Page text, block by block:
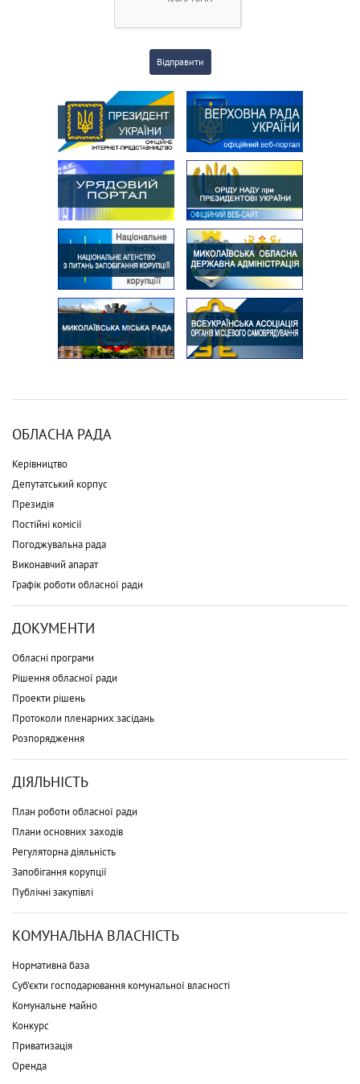
Відправити
ОБЛАСНА РАДА
Керівництво
Депутатський корпус
Президія
Постійні комісії
Погоджувальна рада
Виконавчий апарат
Графік роботи обласної ради
ДОКУМЕНТИ
Обласні програми
Рішення обласної ради
Проекти рішень
Протоколи пленарних засідань
Розпорядження
ДІЯЛЬНІСТЬ
План роботи обласної ради
Плани основних заходів
Регуляторна діяльність
Запобігання корупції
Публічні закупівлі
КОМУНАЛЬНА ВЛАСНІСТЬ
Нормативна база
Суб'єкти господарювання комунальної власності
Комунальне майно
Конкурс
Приватизація
Оренда